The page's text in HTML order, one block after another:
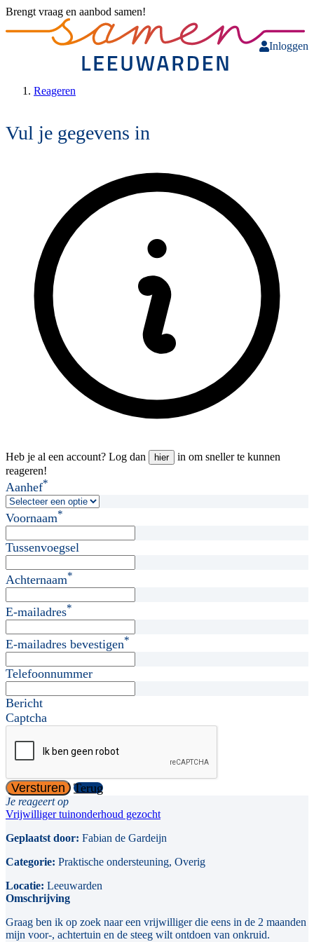
Brengt vraag en aanbod samen!
Inloggen
Reageren
Vul je gegevens in
Heb je al een account? Log dan hier
in om sneller te kunnen
reageren!
Aanhef*
Voornaam*
Tussenvoegsel
Achternaam*
E-mailadres*
E-mailadres bevestigen*
Telefoonnummer
Bericht
Captcha
Versturen Terug
Je reageert op
Vrijwilliger tuinonderhoud gezocht
Geplaatst door: Fabian de Gardeijn
Categorie: Praktische ondersteuning, Overig
Locatie: Leeuwarden
Omschrijving
Graag ben ik op zoek naar een vrijwilliger die eens in de 2 maanden
mijn voor-, achtertuin en de steeg wilt ontdoen van onkruid.